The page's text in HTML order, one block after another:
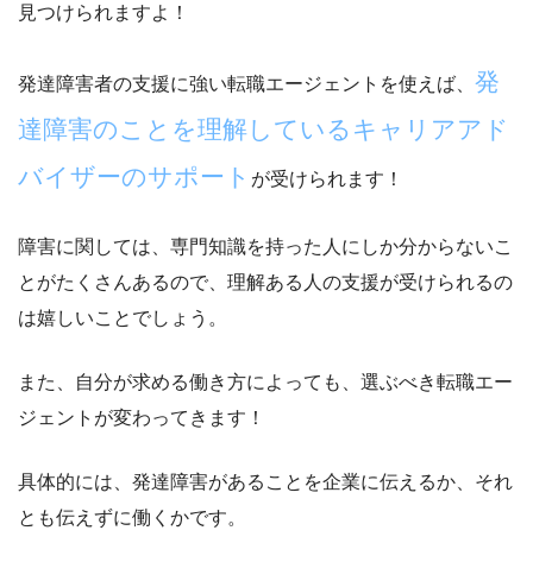
見つけられますよ！
発達障害者の支援に強い転職エージェントを使えば、 発
達障害のことを理解しているキャリアアド
バイザーのサポート が受けられます！
障害に関しては、専門知識を持った人にしか分からないこ
とがたくさんあるので、理解ある人の支援が受けられるの
は嬉しいことでしょう。
また、自分が求める働き方によっても、選ぶべき転職エー
ジェントが変わってきます！
具体的には、 発達障害があることを企業に伝えるか、それ
とも伝えずに働くかです。